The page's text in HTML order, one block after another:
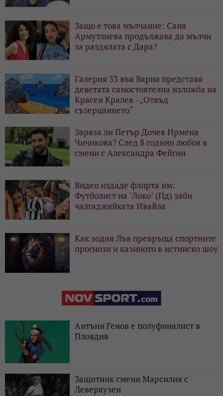
Защо е това мълчание: Саня
Армутлиева продължава да мълчи
за раздялата с Дара?
Галерия 33 във Варна представя
деветата самостоятелна изложба на
Красен Кралев - „Отвъд
съзерцанието“
Заряза ли Петър Дочев Ирмена
Чичикова? След 8 години любов я
смени с Александра Фейгин
Видео издаде флирта им:
Футболист на "Локо" (Пд) заби
чалгаджийката Ивайла
Как зодия Лъв превръща спортните
прогнози и казиното в истинско шоу
Антъни Генов е полуфиналист в
Пловдив
Защитник смени Марсилия с
Леверкузен